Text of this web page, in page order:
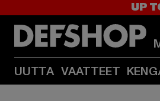
UP
UUTTA VAATTEET